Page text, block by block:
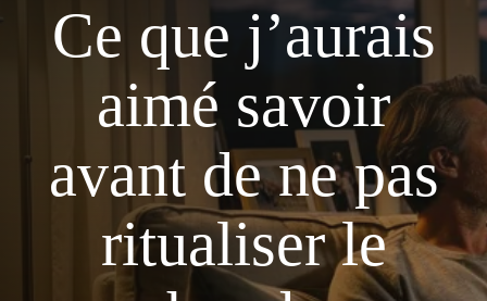
Ce que j’aurais
aimé savoir
avant de ne pas
ritualiser le